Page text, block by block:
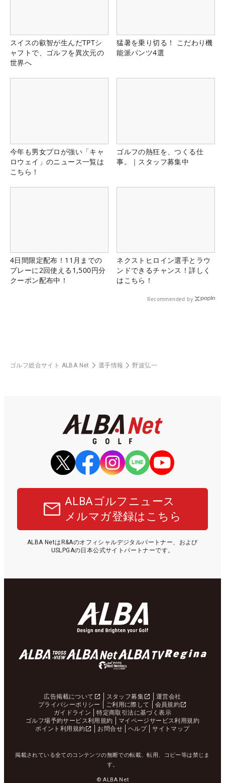
スイスの叡智が生んだTPTシ
ャフトで、ゴルフを異次元の
世界へ
猛暑を乗り切る！ こだわり機
能派パンツ4選
今年も男女プロが強い「キャ
ロウェイ」のニュース一覧は
こちら！
ゴルフの熱狂を、つくる仕
事。｜スタッフ募集中
4日間限定配布！11月までの
プレーに2回使える1,500円分
クーポン配布中！
ネクストヒロイン選手とラウ
ンドできるチャンス！詳しく
はこちら！
Recommended by
ゴルフ総合サイト ALBA Net 選手情報 野波弘一
ALBAゴルフニュース
メルマガ登録はこちら
ALBA NetはR&Aのオフィシャルデジタルパートナー、および
USLPGAの日本公式サイトパートナーです。
広告掲載について スタッフ募集
運営会社
プライバシーポリシー
ご利用に際して
会員規約
ガイドライン
特定商取引法に基づく表示
ゴルフ場予約サービス利用規約
マイページサービス利用規約
ポイント利用規約
お問合せ ヘルプ サイトマップ
掲載されている全てのコンテンツの無断での転載、転用、コピー等は禁じま
す。
© ALBA Net